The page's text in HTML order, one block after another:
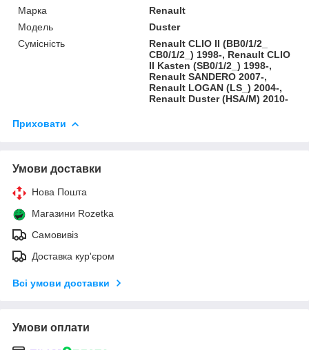
Марка
Renault
Модель
Duster
Сумісність
Renault CLIO II (BB0/1/2_
CB0/1/2_) 1998-, Renault CLIO
II Kasten (SB0/1/2_) 1998-,
Renault SANDERO 2007-,
Renault LOGAN (LS_) 2004-,
Renault Duster (HSA/M) 2010-
Приховати
Умови доставки
Нова Пошта
Магазини Rozetka
Самовивіз
Доставка кур'єром
Всі умови доставки
Умови оплати